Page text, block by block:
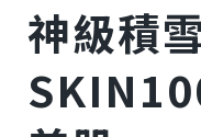
神級積